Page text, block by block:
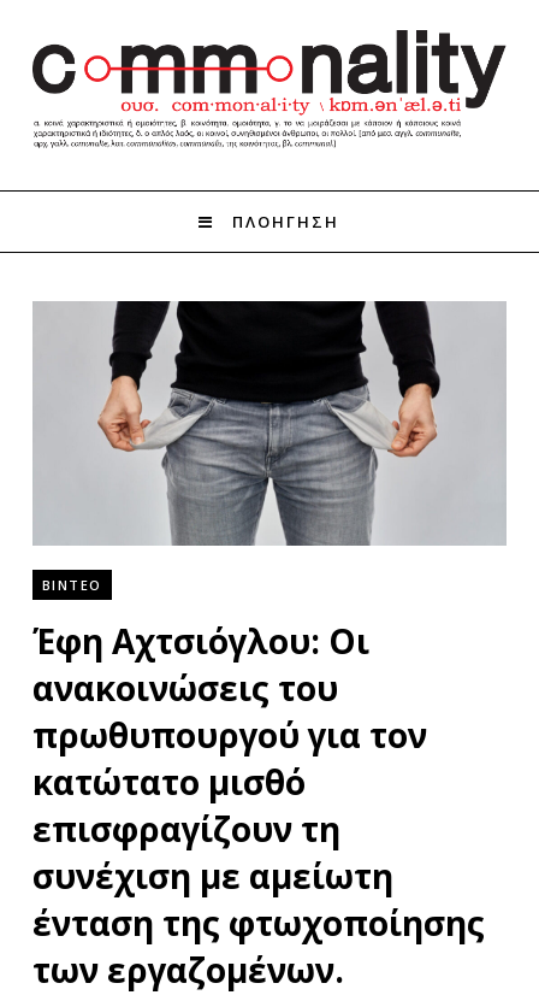
ΠΛΟΗΓΗΣΗ
ΒΙΝΤΕΟ
Έφη Αχτσιόγλου: Οι
ανακοινώσεις του
πρωθυπουργού για τον
κατώτατο μισθό
επισφραγίζουν τη
συνέχιση με αμείωτη
ένταση της φτωχοποίησης
των εργαζομένων.